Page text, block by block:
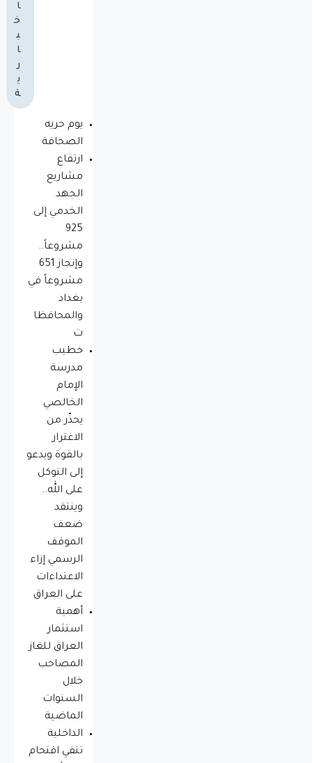
ا
خ
ب
ا
ر
ي
ة
يوم حريه
الصحافة
ارتفاع
مشاريع
الجهد
الخدمي إلى
925
مشروعاً..
وإنجاز 651
مشروعاً في
بغداد
والمحافظا
ت
خطيب
مدرسة
الإمام
الخالصي
يحذّر من
الاغترار
بالقوة ويدعو
إلى التوكل
على الله..
وينتقد
ضعف
الموقف
الرسمي إزاء
الاعتداءات
على العراق
أهمية
استثمار
العراق للغاز
المصاحب
خلال
السنوات
الماضية
الداخلية
تنفي اقتحام